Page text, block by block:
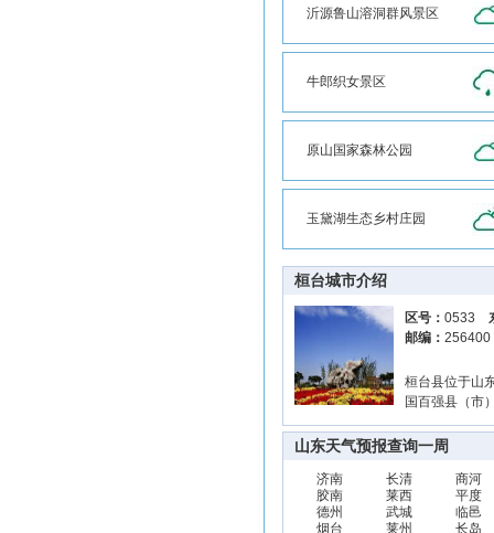
沂源鲁山溶洞群风景区
牛郎织女景区
原山国家森林公园
玉黛湖生态乡村庄园
桓台城市介绍
区号： 0533
邮编：
桓台县位于山
国百强县（市
山东天气预报查询一周
济南 长清
商河
胶南
莱西
平度
德州
武城
临邑
烟台
莱州
长岛